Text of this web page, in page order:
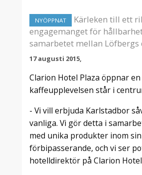
NYÖPPNAT
Kärleken till ett
engagemanget för
samarbetet mellan Löfbergs
17 augusti 2015,
Clarion Hotel Plaza öppnar
kaffeupplevelsen står i
- Vi vill erbjuda Karlstadbor
vanliga. Vi gör detta i
med unika produkter inom
förbipasserande, och vi ser
hotelldirektör på Clarion Hotel